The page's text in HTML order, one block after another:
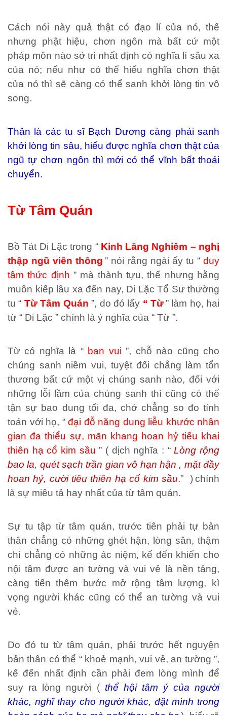
Cách nói này quả thật có đạo lí của nó, thế
nhưng phật hiệu, chơn ngôn mà bất cứ một
pháp môn nào sở trì nhất định có nghĩa lí sâu xa
của nó; nếu như có thể hiểu nghĩa chơn thật
của nó thì sẽ càng có thể sanh khởi lòng tin vô
song.
Thân là các tu sĩ Bạch Dương càng phải sanh
khởi lòng tin sâu, hiểu được nghĩa chơn thật của
ngũ tự chơn ngôn thì mới có thể vĩnh bất thoái
chuyển.
Từ Tâm Quán
Bồ Tát Di Lặc trong “ Kinh Lăng Nghiêm – nghị
thập ngũ viên thông ” nói rằng ngài ấy tu “duy
tâm thức định ” mà thành tựu, thế nhưng hằng
muôn kiếp lâu xa đến nay, Di Lặc Tổ Sư thường
tu “ Từ Tâm Quán ”, do đó lấy “ Từ” làm họ, hai
từ “ Di Lặc ” chính là ý nghĩa của “ Từ ”.
Từ có nghĩa là “ ban vui”, chỗ nào cũng cho
chúng sanh niềm vui, tuyệt đối chẳng làm tổn
thương bất cứ một vị chúng sanh nào, đối với
những lỗi lầm của chúng sanh thì cũng có thể
tận sự bao dung tối đa, chớ chẳng so đo tính
toán với họ, “ đại đỗ năng dung liễu khước nhân
gian đa thiểu sự, mãn khang hoan hỷ tiếu khai
thiên hạ cổ kim sầu” ( dịch nghĩa : “Lòng rộng
bao la, quét sạch trần gian vô hạn hận , mặt đầy
hoan hỷ, cười tiêu thiên hạ cổ kim sầu.” ) chính
là sự miêu tả hay nhất của từ tâm quán.
Sự tu tập từ tâm quán, trước tiên phải tự bản
thân chẳng có những ghét hận, lòng sân, thậm
chí chẳng có những ác niệm, kế đến khiến cho
nội tâm được an tường và vui vẻ là nền tảng,
càng tiến thêm bước mở rộng tâm lượng, kì
vọng người khác cũng có thể an tường và vui
vẻ.
Do đó tu từ tâm quán, phải trước hết nguyện
bản thân có thể “ khoẻ mạnh, vui vẻ, an tường ”,
kế đến nhất định cần phải đem lòng mình để
suy ra lòng người ( thể hội tâm ý của người
khác, nghĩ thay cho người khác, đặt mình trong